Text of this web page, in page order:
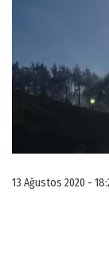
13 Ağustos 2020 -